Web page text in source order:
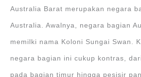
Australia Barat merupakan negara
Australia. Awalnya, negara bagian
memilki nama Koloni Sungai Swan.
negara bagian ini cukup kontras,
pada bagian timur hingga pesisir